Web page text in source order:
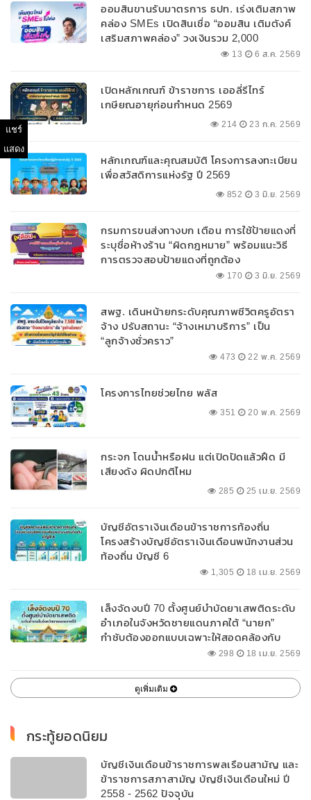
แชร์
แสดง
ออมสินขานรับมาตรการ ธปท. เร่งเติมสภาพ
คล่อง SMEs เปิดสินเชื่อ “ออมสิน เติมตังค์
เสริมสภาพคล่อง” วงเงินรวม 2,000
ลบ.สนับสนุนเงินทุนหมุนเวียนวงเงินกู้สูงสุด
13 6 ส.ค. 2569
เปิดหลักเกณฑ์ ข้าราชการ เออลี่รีไทร์
เกษียณอายุก่อนกำหนด 2569
214 23 ก.ค. 2569
หลักเกณฑ์และคุณสมบัติ โครงการลงทะเบียน
เพื่อสวัสดิการแห่งรัฐ ปี 2569
852 3 มิ.ย. 2569
กรมการขนส่งทางบก เตือน การใช้ป้ายแดงที่
ระบุชื่อห้างร้าน “ผิดกฎหมาย” พร้อมแนะวิธี
การตรวจสอบป้ายแดงที่ถูกต้อง
170 3 มิ.ย. 2569
สพฐ. เดินหน้ายกระดับคุณภาพชีวิตครูอัตรา
จ้าง ปรับสถานะ “จ้างเหมาบริการ” เป็น
“ลูกจ้างชั่วคราว”
473 22 พ.ค. 2569
โครงการไทยช่วยไทย พลัส
351 20 พ.ค. 2569
กระจก โดนน้ำหรือฝน แต่เปิดปัดแล้วฝืด มี
เสียงดัง ผิดปกติไหม
285 25 เม.ย. 2569
บัญชีอัตราเงินเดือนข้าราชการท้องถิ่น
โครงสร้างบัญชีอัตราเงินเดือนพนักงานส่วน
ท้องถิ่น บัญชี 6
1,305 18 เม.ย. 2569
เล็งจัดงบปี 70 ตั้งศูนย์บำบัดยาเสพติดระดับ
อำเภอในจังหวัดชายแดนภาคใต้ “นายก”
กำชับต้องออกแบบเฉพาะให้สอดคล้องกับ
298 18 เม.ย. 2569
ดูเพิ่มเติม
กระทู้ยอดนิยม
บัญชีเงินเดือนข้าราชการพลเรือนสามัญ และ
ข้าราชการสภาสามัญ บัญชีเงินเดือนใหม่ ปี
2558 - 2562 ปัจจุบัน